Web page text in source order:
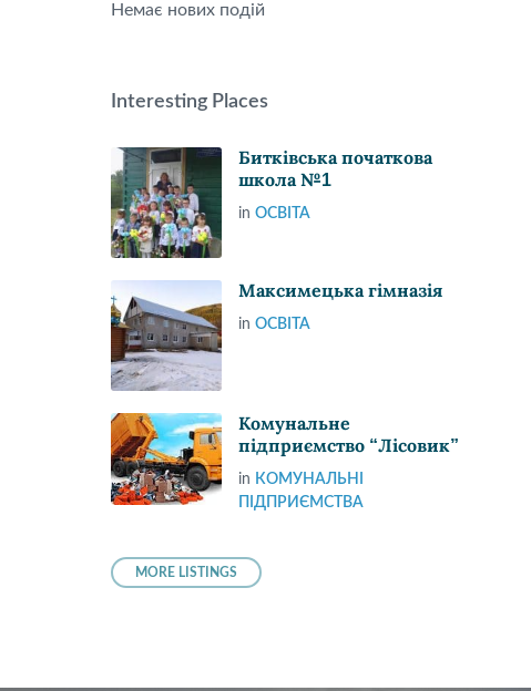
Немає нових подій
Interesting Places
Битківська початкова
школа №1
inОСВІТА
Максимецька гімназія
inОСВІТА
Комунальне
підприємство “Лісовик”
in КОМУНАЛЬНІ
ПІДПРИЄМСТВА
MORE LISTINGS